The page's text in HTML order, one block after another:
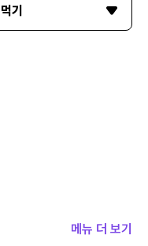
기
메뉴 더 보기